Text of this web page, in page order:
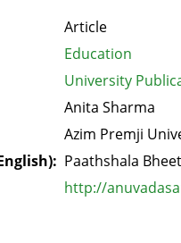
Article
Education
University
Anita Sharma
Azim Premji
Paathshala
http://